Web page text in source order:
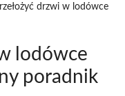
drzwi w lodówce
lodówce
poradnik